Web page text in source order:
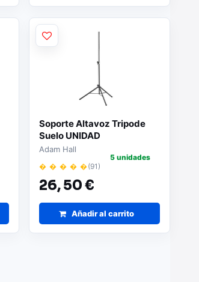
Soporte Altavoz Tripode
Suelo UNIDAD
Adam Hall
� � � � �(91)
26,50 €
5 unidades
Añadir al carrito